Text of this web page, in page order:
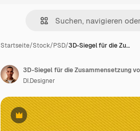
Startseite/Stock/PSD/3D-Siegel für die Zu…
Premium
3D-Siegel für die Zusammensetzung
DI.Designer